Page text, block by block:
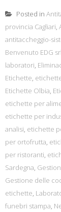
Posted in
provincia Cagliari,
antitaccheggio-
Benvenuto EDG srl
laboratori,
Etichette,
Etichette Olbia,
etichette per
etichette per
analisi, etichette
per ortofrutta,
per ristoranti,
Sardegna,
Gestione delle
etichette,
funebri stampa,